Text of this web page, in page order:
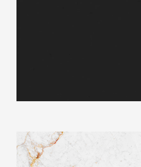
Neolith Abu Dhabi White